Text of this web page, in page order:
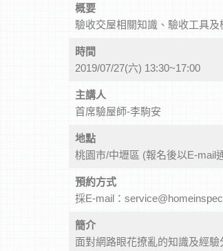
概要
驗收交屋相關知識、驗收工具
時間
2019/07/27(六) 13:30~17:00
主講人
首席驗屋師-李駒安
地點
桃園市/中壢區 (報名後以E-mail
預約方式
採E-mail：
簡介
面對網路眼花撩亂的知識及經